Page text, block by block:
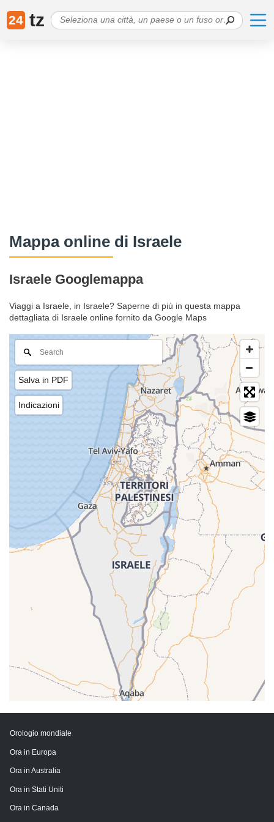
24 tz
Mappa online di Israele
Israele Googlemappa
Viaggi a Israele, in Israele? Saperne di più in questa mappa
dettagliata di Israele online fornito da Google Maps
Salva in PDF
Indicazioni
Orologio mondiale
Ora in Europa
Ora in Australia
Ora in Stati Uniti
Ora in Canada